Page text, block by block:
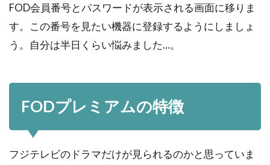
FOD会員番号とパスワードが表示される画面に移りま
す。この番号を見たい機器に登録するようにしましょ
う。自分は半日くらい悩みました…。
FODプレミアムの特徴
フジテレビのドラマだけが見られるのかと思っていま